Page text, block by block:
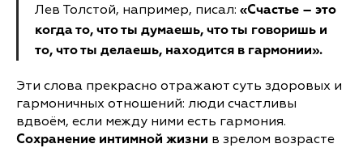
Лев Толстой, например, писал: «Счастье – это
когда то, что ты думаешь, что ты говоришь и
то, что ты делаешь, находится в гармонии».
Эти слова прекрасно отражают суть здоровых и
гармоничных отношений: люди счастливы
вдвоём, если между ними есть гармония.
Сохранение интимной жизни в зрелом возрасте